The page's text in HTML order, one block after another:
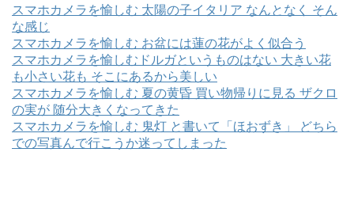
スマホカメラを愉しむ 太陽の子イタリア なんとなく そん
な感じ
スマホカメラを愉しむ お盆には蓮の花がよく似合う
スマホカメラを愉しむドルガというものはない 大きい花
も小さい花も そこにあるから美しい
スマホカメラを愉しむ 夏の黄昏 買い物帰りに見る ザクロ
の実が 随分大きくなってきた
スマホカメラを愉しむ 鬼灯 と書いて「ほおずき」 どちら
での写真んで行こうか迷ってしまった